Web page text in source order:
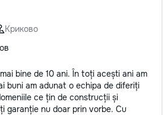
Криково
bine de 10 ani. În toți acești ani am
buni am adunat o echipa de diferiți
ce țin de construcții și
garanție nu doar prin vorbe. Cu